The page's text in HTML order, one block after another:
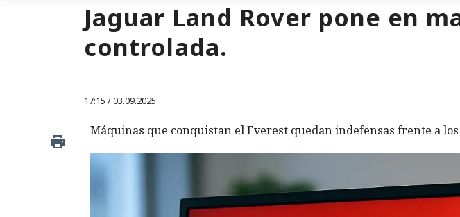
Jaguar Land Rover pone en
controlada.
17:15 / 03.09.2025
Máquinas que conquistan el Everest quedan indefensas frente a